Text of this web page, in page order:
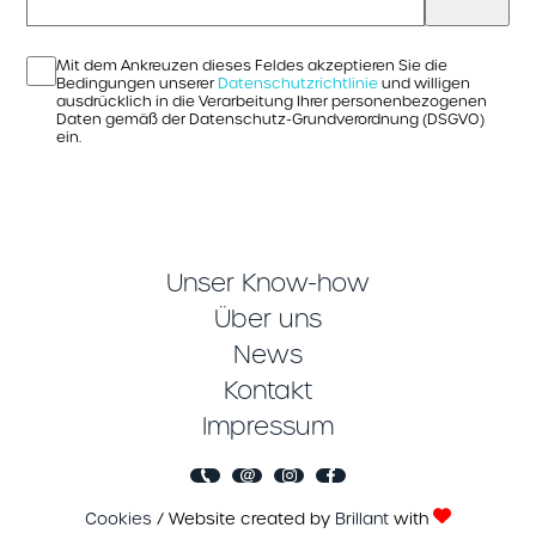
Mit dem Ankreuzen dieses Feldes akzeptieren Sie die
Bedingungen unserer Datenschutzrichtlinie und willigen
ausdrücklich in die Verarbeitung Ihrer personenbezogenen
Daten gemäß der Datenschutz-Grundverordnung (DSGVO)
ein.
Unser Know-how
Über uns
News
Kontakt
Impressum
Cookies / Website created by Brillant with